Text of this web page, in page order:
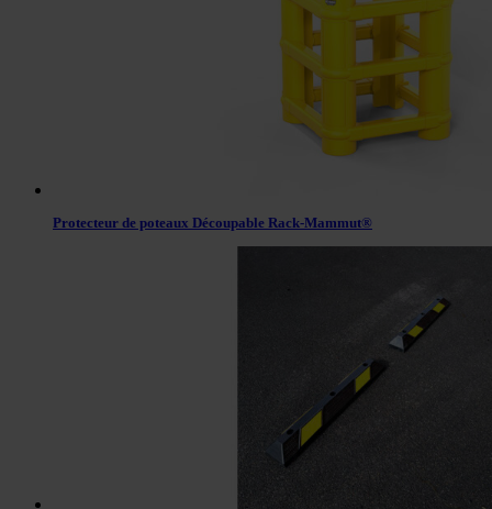
Protecteur de poteaux Découpable Rack-Mammut®